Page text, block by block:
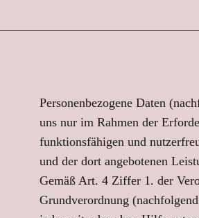
Personenbezogene Daten
uns nur im Rahmen der
funktionsfähigen und
und der dort angebotenen
Gemäß Art. 4 Ziffer 1. der
Grundverordnung